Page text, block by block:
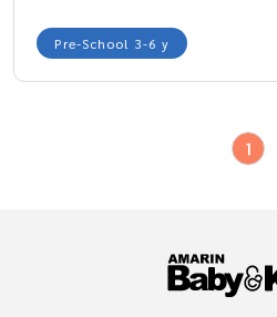
Pre-School 3-6 y
1